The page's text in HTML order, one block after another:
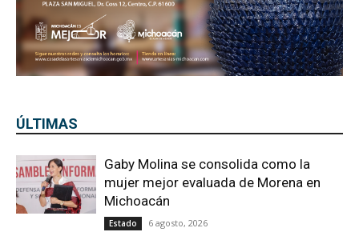
ÚLTIMAS
Gaby Molina se consolida como la
mujer mejor evaluada de Morena en
Michoacán
Estado 6 agosto, 2026